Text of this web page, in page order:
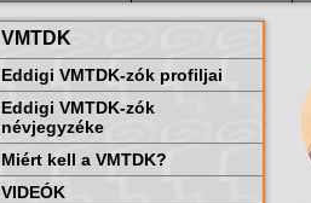
VMTDK
Eddigi VMTDK-zók profiljai
Eddigi VMTDK-zók
névjegyzéke
Miért kell a VMTDK?
VIDEÓK